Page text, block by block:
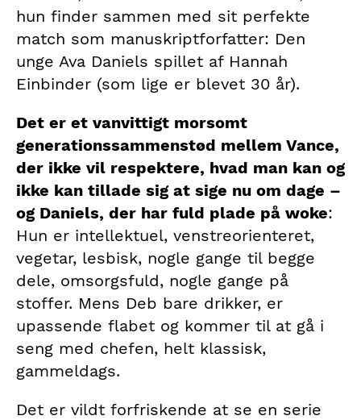
hun finder sammen med sit perfekte
match som manuskriptforfatter: Den
unge Ava Daniels spillet af Hannah
Einbinder (som lige er blevet 30 år).
Det er et vanvittigt morsomt
generationssammenstød mellem Vance,
der ikke vil respektere, hvad man kan og
ikke kan tillade sig at sige nu om dage –
og Daniels, der har fuld plade på woke:
Hun er intellektuel, venstreorienteret,
vegetar, lesbisk, nogle gange til begge
dele, omsorgsfuld, nogle gange på
stoffer. Mens Deb bare drikker, er
upassende flabet og kommer til at gå i
seng med chefen, helt klassisk,
gammeldags.
Det er vildt forfriskende at se en serie